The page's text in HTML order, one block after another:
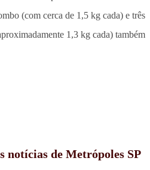
(com cerca de 1,5 kg cada) e três
1,3 kg cada) também
notícias de Metrópoles SP